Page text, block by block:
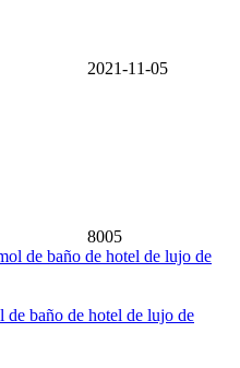
2021-11-05
8005
de baño de hotel de lujo de